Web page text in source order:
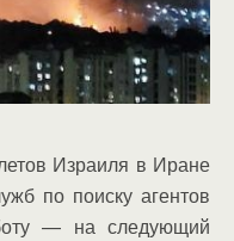
Израиля в Иране
по поиску агентов
— на следующий